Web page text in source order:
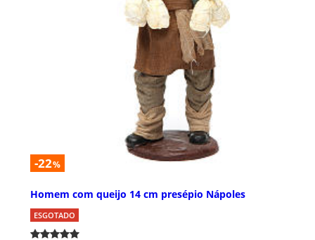
-22%
Homem com queijo 14 cm presépio Nápoles
ESGOTADO